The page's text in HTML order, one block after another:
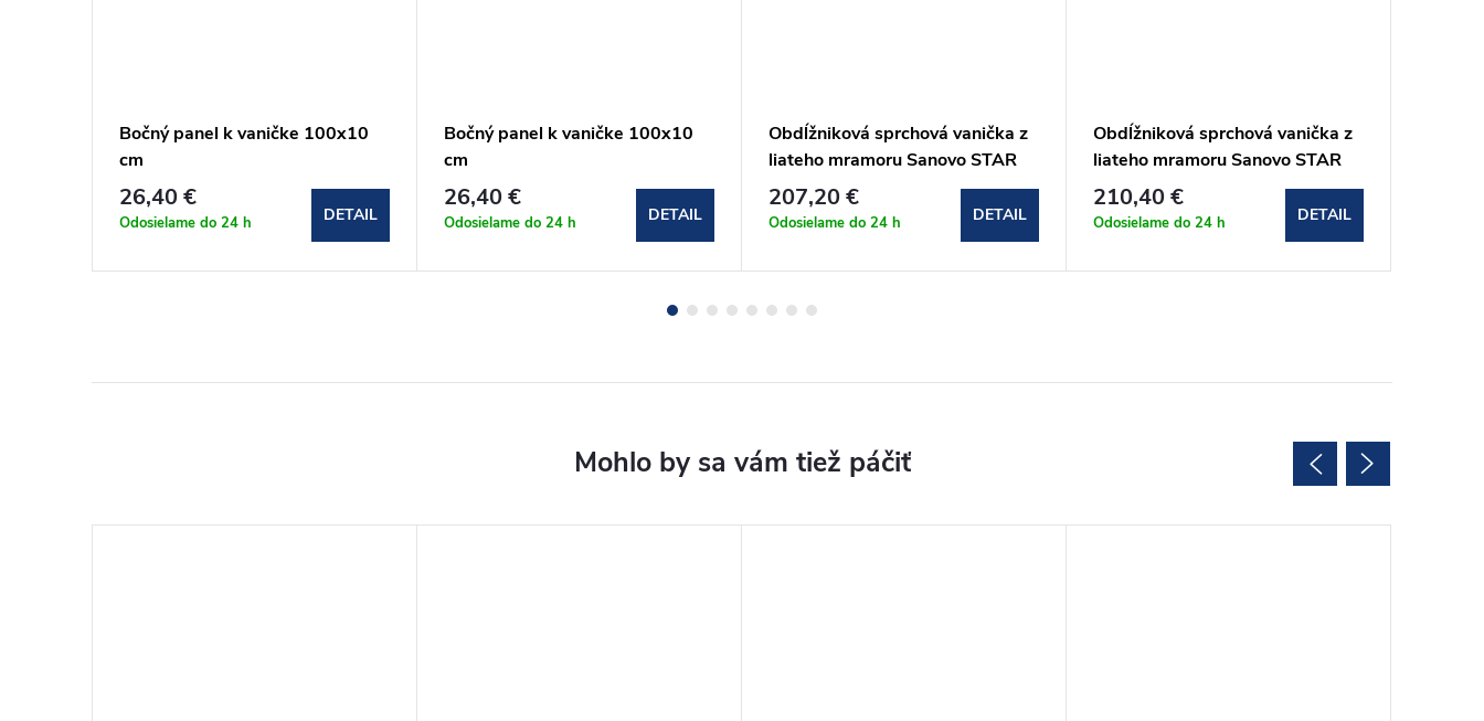
Bočný panel k vaničke 100x10
cm
26,40 €
Odosielame do 24 h DETAIL
Bočný panel k vaničke 100x10
cm
26,40 €
Odosielame do 24 h DETAIL
Obdĺžniková sprchová vanička z
liateho mramoru Sanovo STAR
100x90x3 cm
207,20 €
Odosielame do 24 h DETAIL
Obdĺžniková sprchová vanička z
liateho mramoru Sanovo STAR
110x80x3 cm
210,40 €
Odosielame do 24 h DETAIL